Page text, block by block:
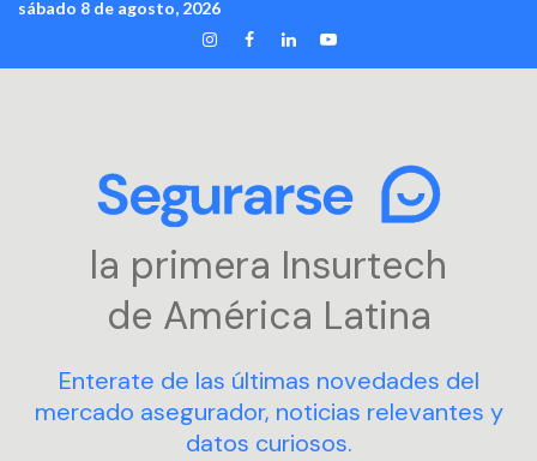
Skip
content
sábado 8 de agosto, 2026
INSTAGRAM
FACEBOOK
LINKEDIN
YOUTUBE
la primera Insurtech
de América Latina
Enterate de las últimas novedades del
mercado asegurador, noticias relevantes y
datos curiosos.